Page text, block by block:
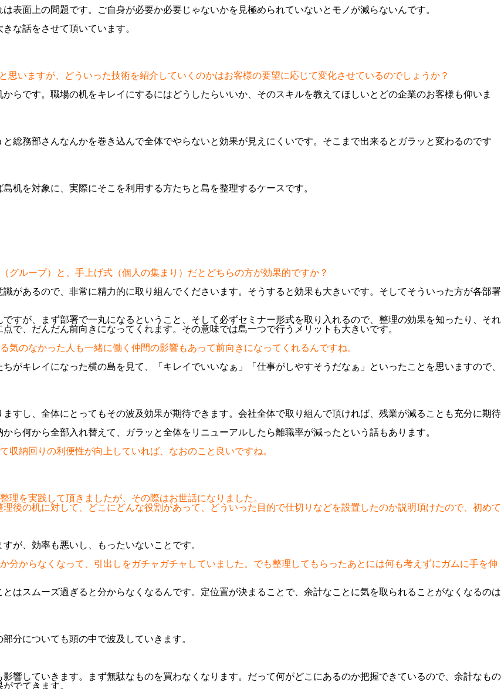
表面上の問題です。ご自身が必要か必要じゃないかを見極められていないとモノが減らないんです。
な話をさせて頂いています。
思いますが、どういった技術を紹介していくのかはお客様の要望に応じて変化させているのでしょうか？
らです。職場の机をキレイにするにはどうしたらいいか、そのスキルを教えてほしいとどの企業のお客様も仰いま
総務部さんなんかを巻き込んで全体でやらないと効果が見えにくいです。そこまで出来るとガラッと変わるのです
机を対象に、実際にそこを利用する方たちと島を整理するケースです。
ループ）と、手上げ式（個人の集まり）だとどちらの方が効果的ですか？
があるので、非常に精力的に取り組んでくださいます。そうすると効果も大きいです。そしてそういった方が各部署
すが、まず部署で一丸になるということ、そして必ずセミナー形式を取り入れるので、整理の効果を知ったり、それ
で、だんだん前向きになってくれます。その意味では島一つで行うメリットも大きいです。
のなかった人も一緒に働く仲間の影響もあって前向きになってくれるんですね。
がキレイになった横の島を見て、「キレイでいいなぁ」「仕事がしやすそうだなぁ」といったことを思いますので、
すし、全体にとってもその波及効果が期待できます。会社全体で取り組んで頂ければ、残業が減ることも充分に期待
ら何から全部入れ替えて、ガラッと全体をリニューアルしたら離職率が減ったという話もあります。
納回りの利便性が向上していれば、なおのこと良いですね。
を実践して頂きましたが、その際はお世話になりました。
後の机に対して、どこにどんな役割があって、どういった目的で仕切りなどを設置したのか説明頂けたので、初めて
が、効率も悪いし、もったいないことです。
分からなくなって、引出しをガチャガチャしていました。でも整理してもらったあとには何も考えずにガムに手を伸
はスムーズ過ぎると分からなくなるんです。定位置が決まることで、余計なことに気を取られることがなくなるのは
分についても頭の中で波及していきます。
響していきます。まず無駄なものを買わなくなります。だって何がどこにあるのか把握できているので、余計なもの
でてきます。